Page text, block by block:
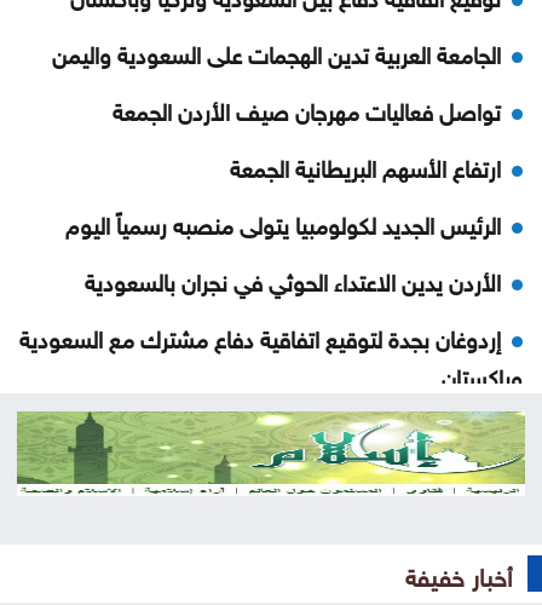
الجامعة العربية تدين الهجمات على السعودية واليمن
تواصل فعاليات مهرجان صيف الأردن الجمعة
ارتفاع الأسهم البريطانية الجمعة
الرئيس الجديد لكولومبيا يتولى منصبه رسمياً اليوم
الأردن يدين الاعتداء الحوثي في نجران بالسعودية
إردوغان بجدة لتوقيع اتفاقية دفاع مشترك مع السعودية
وباكستان
ارتفاع كبير في الصادرات والواردات الصينية
الاحتلال يلقي قنبلة باتجاه جرافة للجيش اللبناني
خلّف قتلى وجرحى .. هجوم حوثي بالمسيّرات على مأرب
أخبار خفيفة